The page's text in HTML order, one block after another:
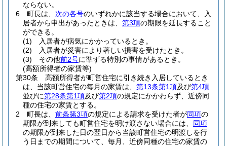
ならない。
6
町長は、 次の各号のいずれかに該当する場合において、入
居者から申出があったときは、 第3項の期限を延長すること
ができる。
(1)
入居者が病気にかかっているとき。
(2)
入居者が災害により著しい損害を受けたとき。
(3)
その他前2号に準ずる特別の事情があるとき。
(高額所得者の家賃等)
第30条
高額所得者が町営住宅に引き続き入居しているとき
は、当該町営住宅の毎月の家賃は、 第13条第1項及び第4項
並びに第28条第1項及び第2項の規定にかかわらず、近傍同
種の住宅の家賃とする。
2
町長は、 前条第3項の規定による請求を受けた者が同項の
期限が到来しても町営住宅を明け渡さない場合には、 同項
の期限が到来した日の翌日から当該町営住宅の明渡しを行
う日までの期間について、毎月、近傍同種の住宅の家賃の